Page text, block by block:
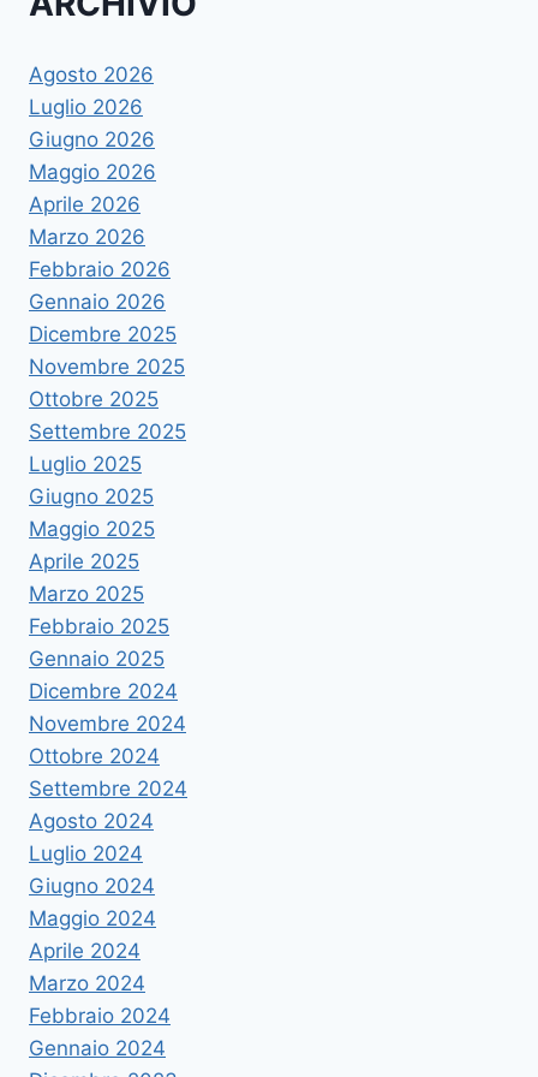
Agosto 2026
Luglio 2026
Giugno 2026
Maggio 2026
Aprile 2026
Marzo 2026
Febbraio 2026
Gennaio 2026
Dicembre 2025
Novembre 2025
Ottobre 2025
Settembre 2025
Luglio 2025
Giugno 2025
Maggio 2025
Aprile 2025
Marzo 2025
Febbraio 2025
Gennaio 2025
Dicembre 2024
Novembre 2024
Ottobre 2024
Settembre 2024
Agosto 2024
Luglio 2024
Giugno 2024
Maggio 2024
Aprile 2024
Marzo 2024
Febbraio 2024
Gennaio 2024